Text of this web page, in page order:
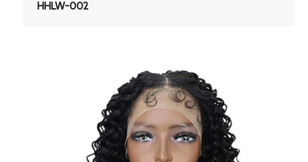
HHLW-002